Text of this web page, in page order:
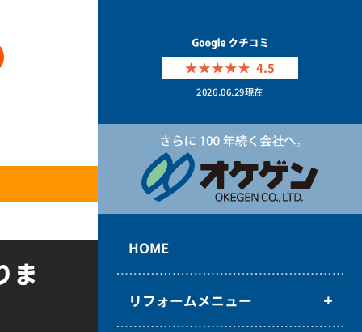
4.5
2026.06.29現在
HOME
リフォームメニュー
ま